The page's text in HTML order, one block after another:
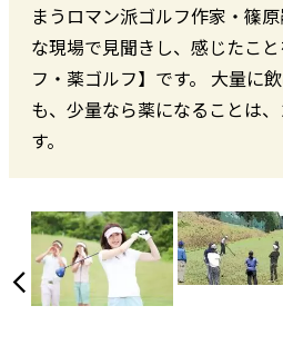
まうロマン派ゴルフ作家・篠
な現場で見聞きし、感じたこ
フ・薬ゴルフ】です。 大量に
も、少量なら薬になることは
す。